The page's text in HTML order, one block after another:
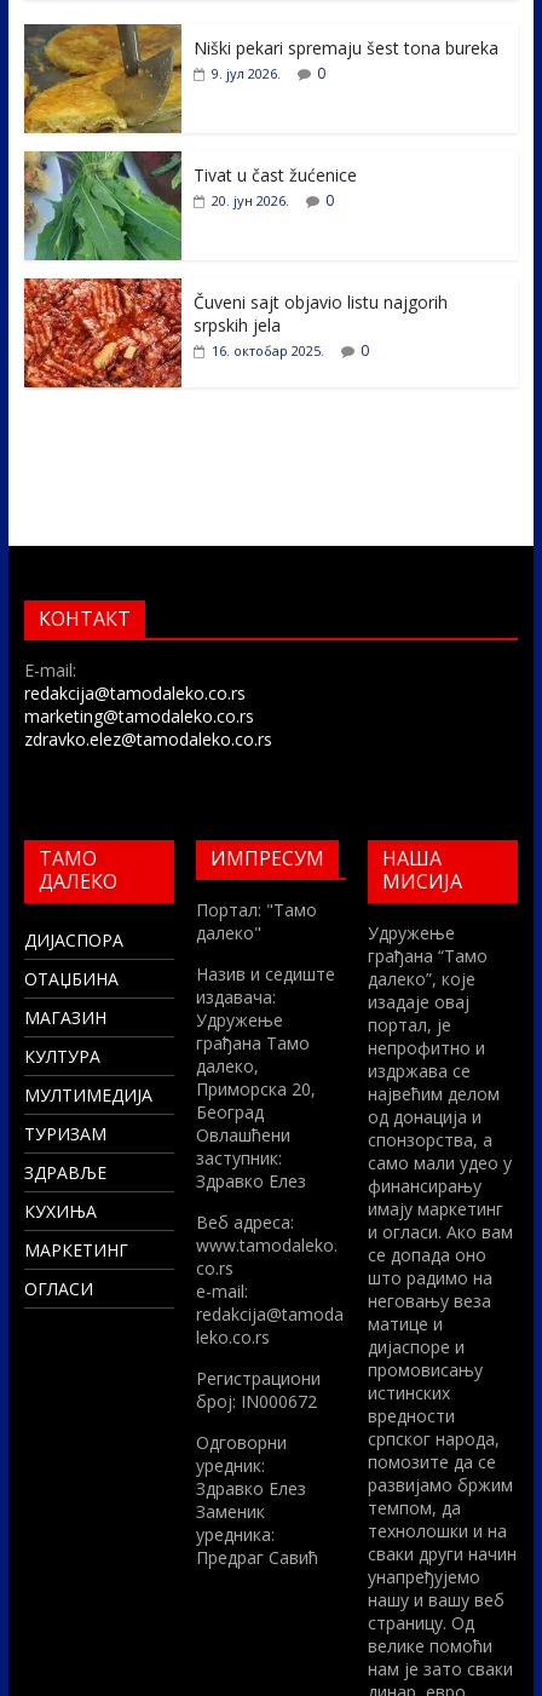
e
b
o
o
k
itt
er e
er
e
Niški pekari spremaju šest tona bureka
9. јул 2026. 0
Tivat u čast žućenice
20. јун 2026. 0
Čuveni sajt objavio listu najgorih
srpskih jela
16. октобар 2025. 0
КОНТАКТ
E-mail:
redakcija@tamodaleko.co.rs
marketing@tamodaleko.co.rs
zdravko.elez@tamodaleko.co.rs
ТАМО
ДАЛЕКО
ДИЈАСПОРА
ОТАЏБИНА
МАГАЗИН
КУЛТУРА
МУЛТИМЕДИЈА
ТУРИЗАМ
ЗДРАВЉЕ
КУХИЊА
МАРКЕТИНГ
ОГЛАСИ
ИМПРЕСУМ
Портал: "Тамо
далеко"
Назив и седиште
издавача:
Удружење
грађана Тамо
далеко,
Приморска 20,
Београд
Овлашћени
заступник:
Здравко Елез
Вeб адреса:
www.tamodaleko.
co.rs
e-mail:
redakcija@tamoda
leko.co.rs
Регистрациони
број: IN000672
Одговорни
уредник:
Здравко Елез
Заменик
уредника:
Предраг Савић
НАША
МИСИЈА
Удружење
грађана “Тамо
далеко”, које
изадаје овај
портал, је
непрофитно и
издржава се
највећим делом
од донација и
спонзорства, а
само мали удео у
финансирању
имају маркетинг
и огласи. Ако вам
се допада оно
што радимо на
неговању веза
матице и
дијаспоре и
промовисању
истинских
вредности
српског народа,
помозите да се
развијамо бржим
темпом, да
технолошки и на
сваки други начин
унапређујемо
нашу и вашу веб
страницу. Од
велике помоћи
нам је зато сваки